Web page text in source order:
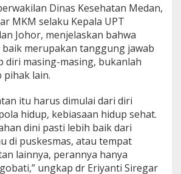
Dinas Kesehatan Medan,
MKM selaku Kepala UPT
Johor, menjelaskan bahwa
merupakan tanggung jawab
diri masing-masing, bukanlah
lain.
itu harus dimulai dari diri
hidup, kebiasaan hidup sehat.
dini pasti lebih baik dari
di puskesmas, atau tempat
lainnya, perannya hanya
ungkap dr Eriyanti Siregar